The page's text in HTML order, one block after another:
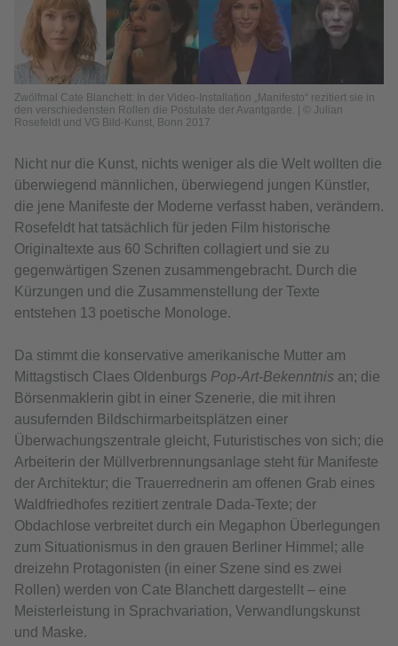
Zwölfmal Cate Blanchett: In der Video-Installation „Manifesto“ rezitiert sie in
den verschiedensten Rollen die Postulate der Avantgarde. | © Julian
Rosefeldt und VG Bild-Kunst, Bonn 2017
Nicht nur die Kunst, nichts weniger als die Welt wollten die
überwiegend männlichen, überwiegend jungen Künstler,
die jene Manifeste der Moderne verfasst haben, verändern.
Rosefeldt hat tatsächlich für jeden Film historische
Originaltexte aus 60 Schriften collagiert und sie zu
gegenwärtigen Szenen zusammengebracht. Durch die
Kürzungen und die Zusammenstellung der Texte
entstehen 13 poetische Monologe.
Da stimmt die konservative amerikanische Mutter am
Mittagstisch Claes Oldenburgs Pop-Art-Bekenntnis an; die
Börsenmaklerin gibt in einer Szenerie, die mit ihren
ausufernden Bildschirmarbeitsplätzen einer
Überwachungszentrale gleicht, Futuristisches von sich; die
Arbeiterin der Müllverbrennungsanlage steht für Manifeste
der Architektur; die Trauerrednerin am offenen Grab eines
Waldfriedhofes rezitiert zentrale Dada-Texte; der
Obdachlose verbreitet durch ein Megaphon Überlegungen
zum Situationismus in den grauen Berliner Himmel; alle
dreizehn Protagonisten (in einer Szene sind es zwei
Rollen) werden von Cate Blanchett dargestellt – eine
Meisterleistung in Sprachvariation, Verwandlungskunst
und Maske.